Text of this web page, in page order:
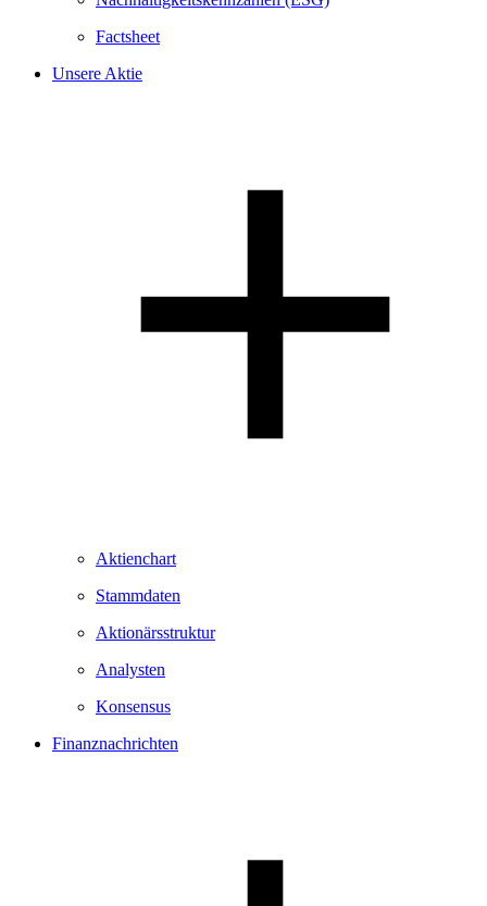
Factsheet
Unsere Aktie
Aktienchart
Stammdaten
Aktionärsstruktur
Analysten
Konsensus
Finanznachrichten